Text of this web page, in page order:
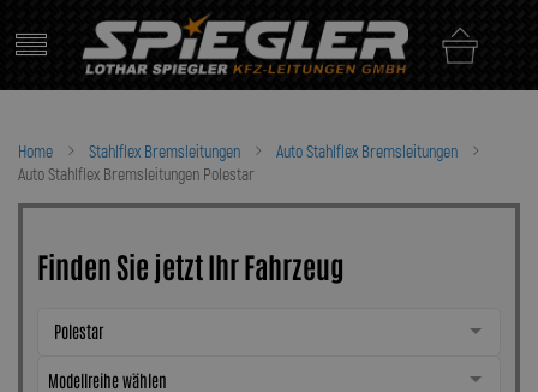
content
Home Stahlflex Bremsleitungen
Auto Stahlflex Bremsleitungen
Auto Stahlflex Bremsleitungen Polestar
Finden Sie jetzt Ihr Fahrzeug
Polestar
Modellreihe wählen